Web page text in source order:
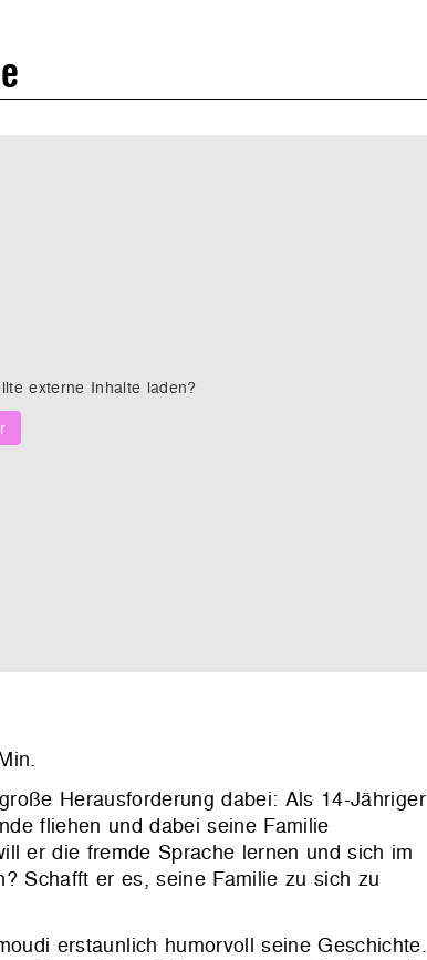
externe Inhalte laden?
Herausforderung dabei: Als 14-Jähriger
fliehen und dabei seine Familie
er die fremde Sprache lernen und sich im
Schafft er es, seine Familie zu sich zu
erstaunlich humorvoll seine Geschichte.